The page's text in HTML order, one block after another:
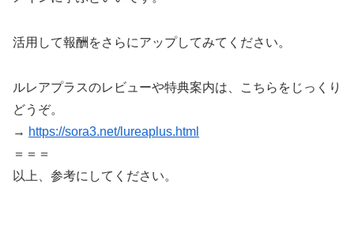
活用して報酬をさらにアップしてみてください。
ルレアプラスのレビューや特典案内は、こちらをじっくり
どうぞ。
→ https://sora3.net/lureaplus.html
＝＝＝
以上、参考にしてください。